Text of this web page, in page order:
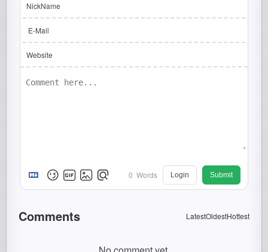
NickName
E-Mail
Website
0 Words Login Submit
Comments LatestOldestHottest